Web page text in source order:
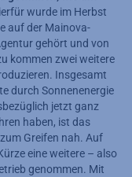
wurde im Herbst
auf der Mainova-
gehört und von
kommen zwei weitere
Insgesamt
durch Sonnenenergie
jetzt ganz
haben, ist das
Greifen nah. Auf
eine weitere – also
genommen. Mit